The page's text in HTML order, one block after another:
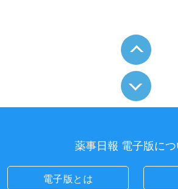
薬事日報 電子版に
電子版とは